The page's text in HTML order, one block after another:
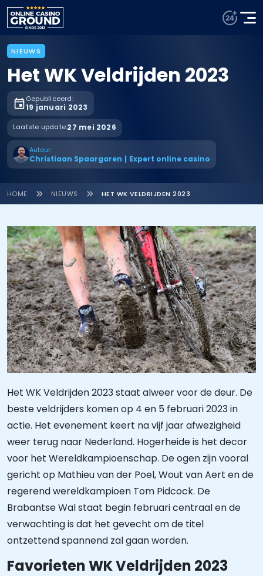
NIEUWS
Het WK Veldrijden 2023
Gepubliceerd:
19 januari 2023
Laatste update:27 mei 2026
Auteur:
Christiaan Spaargaren | Expert online casino
HOME NIEUWS HET WK VELDRIJDEN 2023
Het WK Veldrijden 2023 staat alweer voor de deur. De
beste veldrijders komen op 4 en 5 februari 2023 in
actie. Het evenement keert na vijf jaar afwezigheid
weer terug naar Nederland. Hogerheide is het decor
voor het Wereldkampioenschap. De ogen zijn vooral
gericht op Mathieu van der Poel, Wout van Aert en de
regerend wereldkampioen Tom Pidcock. De
Brabantse Wal staat begin februari centraal en de
verwachting is dat het gevecht om de titel
ontzettend spannend zal gaan worden.
Favorieten WK Veldrijden 2023